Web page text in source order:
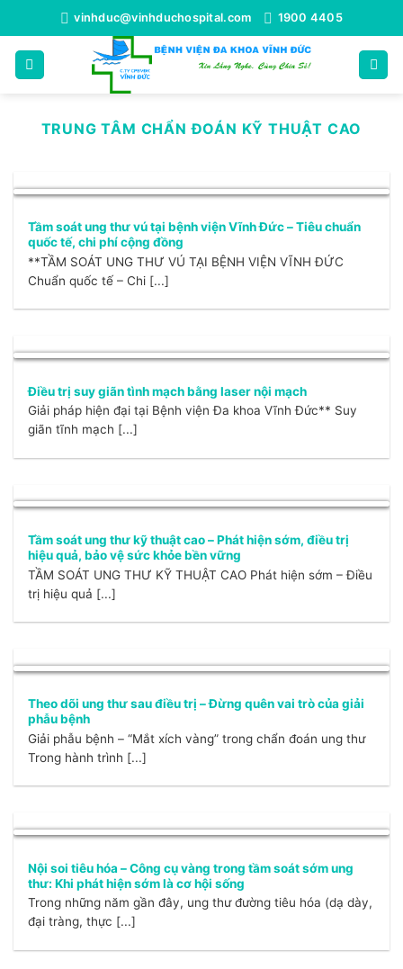
qua
nội
dung
vinhduc@vinhduchospital.com 1900 4405
TRUNG TÂM CHẨN ĐOÁN KỸ THUẬT CAO
Tầm soát ung thư vú tại bệnh viện Vĩnh Đức – Tiêu chuẩn
quốc tế, chi phí cộng đồng
**TẦM SOÁT UNG THƯ VÚ TẠI BỆNH VIỆN VĨNH ĐỨC
Chuẩn quốc tế – Chi [...]
Điều trị suy giãn tình mạch bằng laser nội mạch
Giải pháp hiện đại tại Bệnh viện Đa khoa Vĩnh Đức** Suy
giãn tĩnh mạch [...]
Tầm soát ung thư kỹ thuật cao – Phát hiện sớm, điều trị
hiệu quả, bảo vệ sức khỏe bền vững
TẦM SOÁT UNG THƯ KỸ THUẬT CAO Phát hiện sớm – Điều
trị hiệu quả [...]
Theo dõi ung thư sau điều trị – Đừng quên vai trò của giải
phẫu bệnh
Giải phẫu bệnh – “Mắt xích vàng” trong chẩn đoán ung thư
Trong hành trình [...]
Nội soi tiêu hóa – Công cụ vàng trong tầm soát sớm ung
thư: Khi phát hiện sớm là cơ hội sống
Trong những năm gần đây, ung thư đường tiêu hóa (dạ dày,
đại tràng, thực [...]